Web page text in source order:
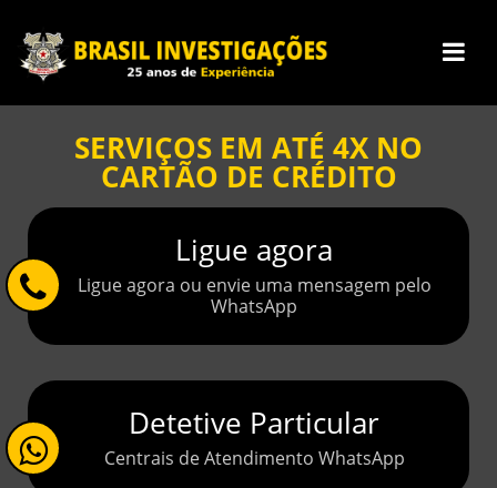
SERVIÇOS EM ATÉ 4X NO
CARTÃO DE CRÉDITO
Ligue agora
Ligue agora ou envie uma mensagem pelo
WhatsApp
Detetive Particular
Centrais de Atendimento WhatsApp